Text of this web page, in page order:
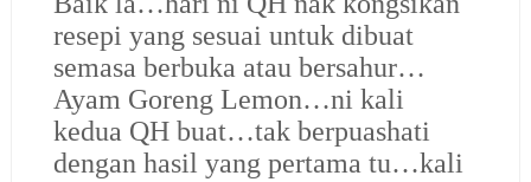
resepi yang sesuai untuk dibuat
semasa berbuka atau bersahur…
Ayam Goreng Lemon…ni kali
kedua QH buat…tak berpuashati
dengan hasil yang pertama tu…kali